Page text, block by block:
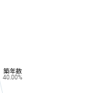
築年数
40.00%